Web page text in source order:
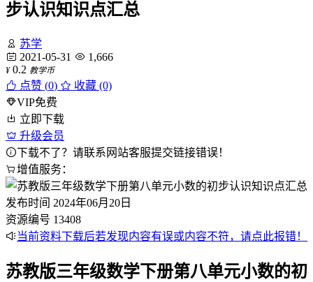
步认识知识点汇总
苏学
2021-05-31
1,666
¥ 0.2 教学币
点赞 (0)
收藏 (0)
VIP免费
立即下载
升级会员
下载不了？请联系网站客服提交链接错误！
增值服务：
发布时间 2024年06月20日
资源编号 13408
当前资料下载后若发现内容有误或内容不符，请点此报错！
苏教版三年级数学下册第八单元小数的初